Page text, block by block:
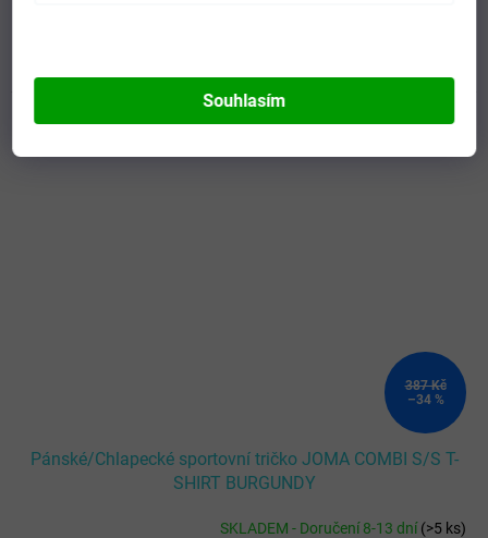
Souhlasím
387 Kč
–34 %
Pánské/Chlapecké sportovní tričko JOMA COMBI S/S T-
SHIRT BURGUNDY
SKLADEM - Doručení 8-13 dní(>5 ks)